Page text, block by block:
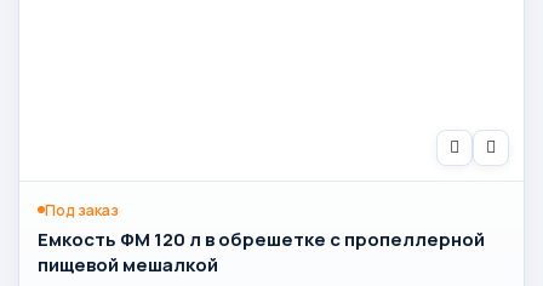
Под заказ
Емкость ФМ 120 л в обрешетке с пропеллерной
пищевой мешалкой